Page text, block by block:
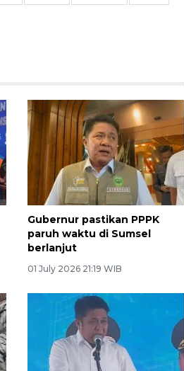
Gubernur pastikan PPPK
paruh waktu di Sumsel
berlanjut
01 July 2026 21:19 WIB